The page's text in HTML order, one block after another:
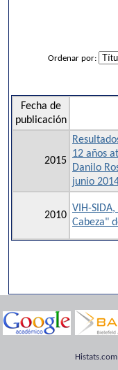
Ordenar por:
Fecha de
publicación
2015
12 años
Danilo
junio
2010
VIH-
Cabeza"